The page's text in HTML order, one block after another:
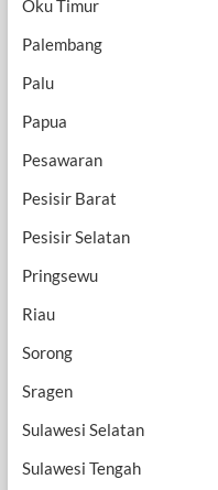
Oku Timur
Palembang
Palu
Papua
Pesawaran
Pesisir Barat
Pesisir Selatan
Pringsewu
Riau
Sorong
Sragen
Sulawesi Selatan
Sulawesi Tengah